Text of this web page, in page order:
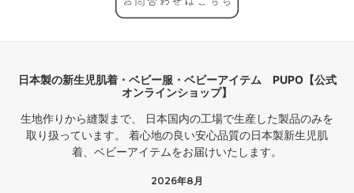
日本製の新生児肌着・ベビー服・ベビーアイテム PUPO【公式
オンラインショップ】
生地作りから縫製まで、 日本国内の工場で生産した製品のみを
取り扱っています。 着心地の良い安心品質の日本製新生児肌
着、ベビーアイテムをお届けいたします。
2026年8月